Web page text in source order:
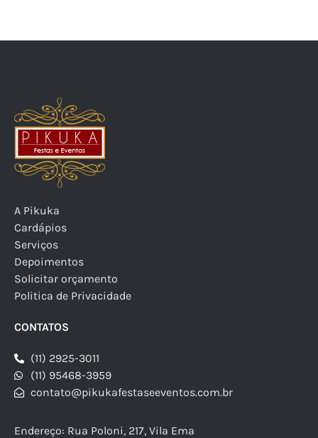
A Pikuka
Cardápios
Serviços
Depoimentos
Solicitar orçamento
Politica de Privacidade
CONTATOS
(11) 2925-3011
(11) 95468-3959
contato@pikukafestaseeventos.com.br
Endereço: Rua Poloni, 217, Vila Ema